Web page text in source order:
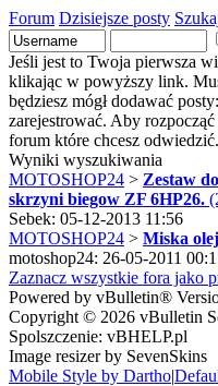
Forum Dzisiejsze posty
Jeśli jest to Twoja pierwsza
klikając w powyższy link.
będziesz mógł dodawać
zarejestrować. Aby
forum które chcesz odwiedzić.
Wyniki wyszukiwania
MOTOSHOP24 > Zestaw
skrzyni biegow ZF 6HP26.
Sebek: 05-12-2013 11:56
MOTOSHOP24 > Miska
motoshop24: 26-05-2011
Zaznacz wszystkie fora jako
Powered by vBulletin®
Copyright © 2026 vBulletin
Spolszczenie: vBHELP.pl
Image resizer by SevenSkins
Mobile Style by Dartho|